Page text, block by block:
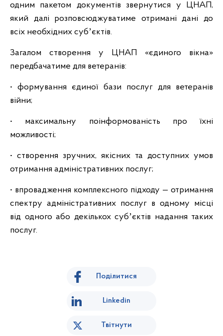
одним пакетом документів звернутися у ЦНАП,
який далі розповсюджуватиме отримані дані до
всіх необхідних субʼєктів.
Загалом створення у ЦНАП «єдиного вікна»
передбачатиме для ветеранів:
• формування єдиної бази послуг для ветеранів
війни;
• максимальну поінформованість про їхні
можливості;
• створення зручних, якісних та доступних умов
отримання адміністративних послуг;
• впровадження комплексного підходу — отримання
спектру адміністративних послуг в одному місці
від одного або декількох субʼєктів надання таких
послуг.
Поділитися
Linkedin
Твітнути